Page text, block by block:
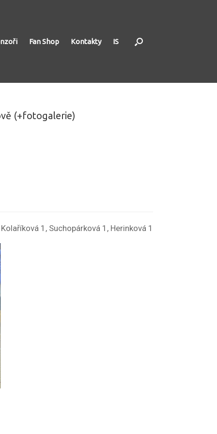
Fan Shop Kontakty IS
(+fotogalerie)
1, Suchopárková 1, Herinková 1